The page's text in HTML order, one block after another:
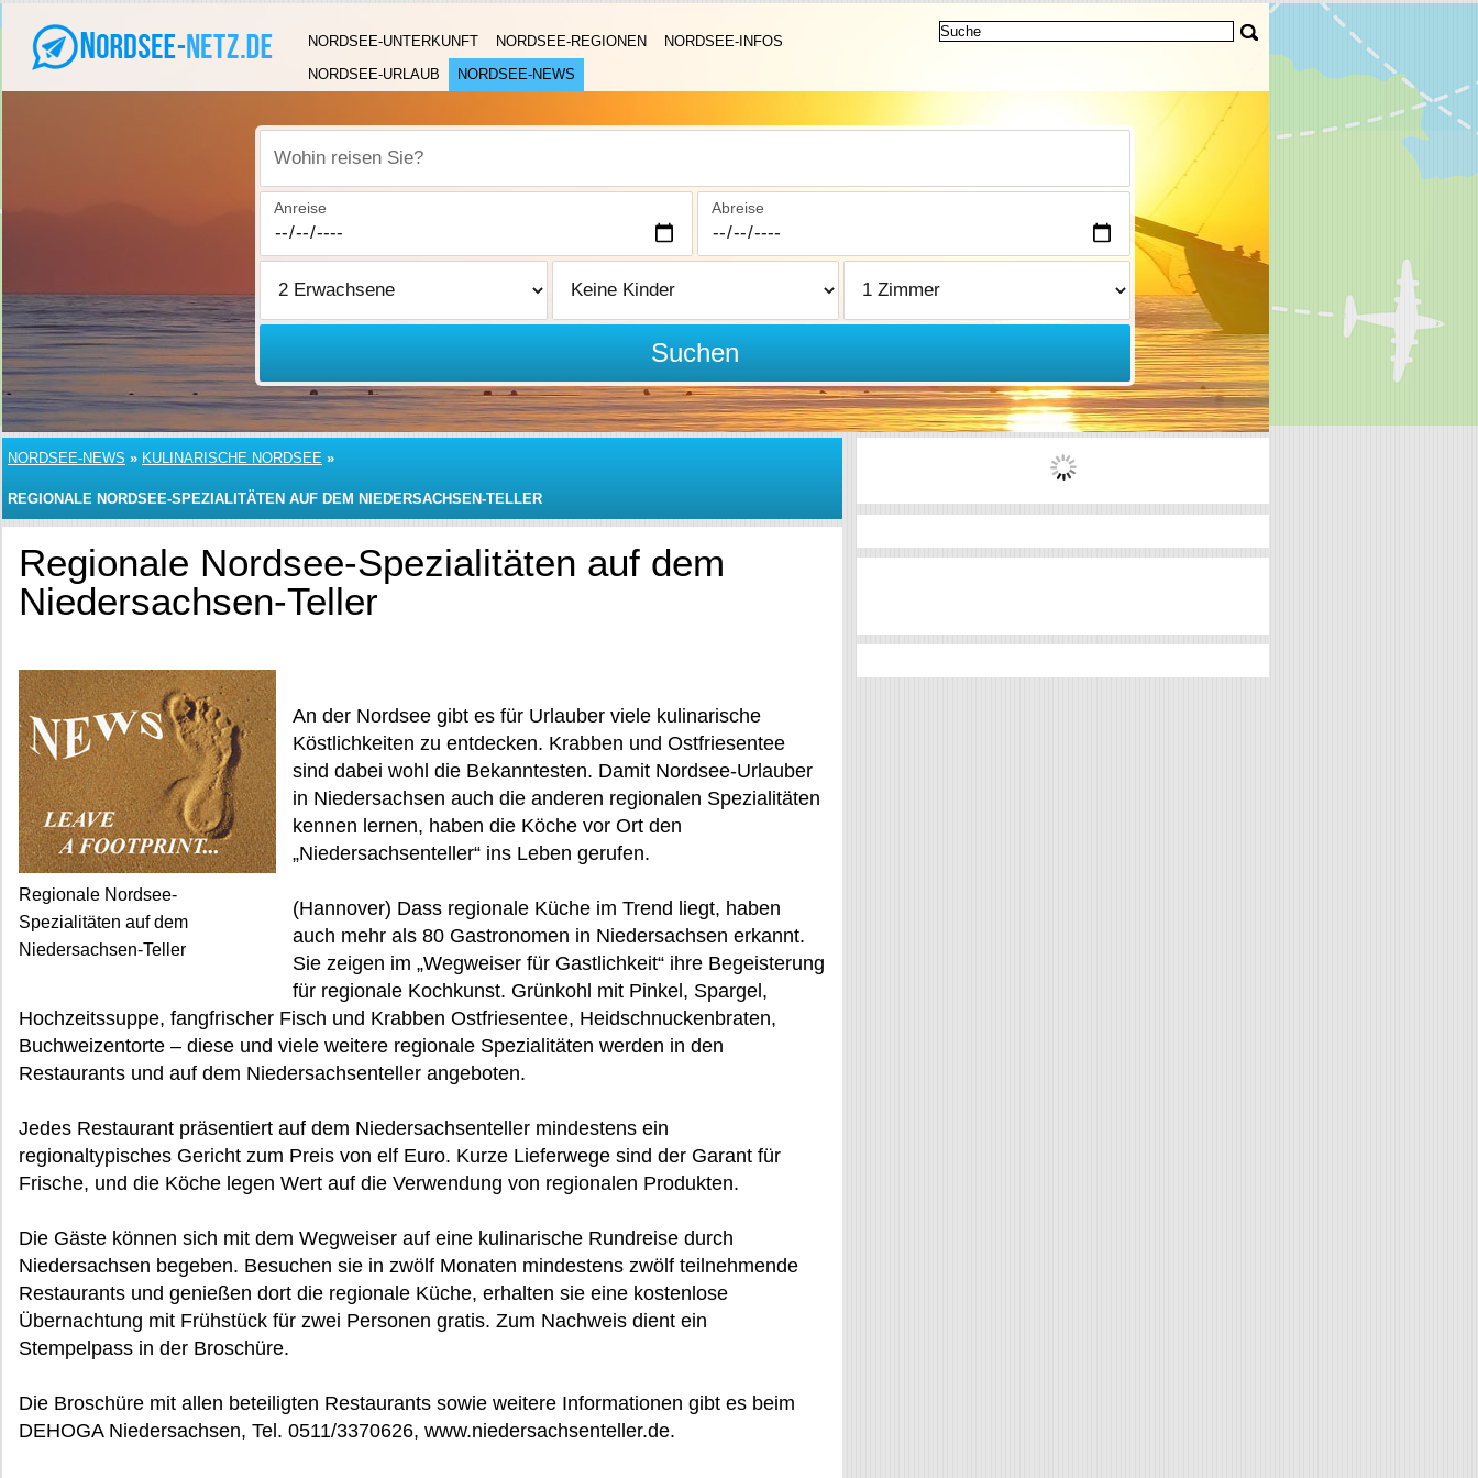
NORDSEE-UNTERKUNFT NORDSEE-REGIONEN
NORDSEE-INFOS
NORDSEE-URLAUB
NORDSEE-NEWS
Wohin reisen Sie?
Anreise Abreise
Suchen
NORDSEE-NEWS » KULINARISCHE NORDSEE »
REGIONALE NORDSEE-SPEZIALITÄTEN AUF DEM NIEDERSACHSEN-TELLER
Regionale Nordsee-Spezialitäten auf dem
Niedersachsen-Teller
Regionale Nordsee-
Spezialitäten auf dem
Niedersachsen-Teller
An der Nordsee gibt es für Urlauber viele kulinarische
Köstlichkeiten zu entdecken. Krabben und Ostfriesentee
sind dabei wohl die Bekanntesten. Damit Nordsee-Urlauber
in Niedersachsen auch die anderen regionalen Spezialitäten
kennen lernen, haben die Köche vor Ort den
„Niedersachsenteller“ ins Leben gerufen.
(Hannover) Dass regionale Küche im Trend liegt, haben
auch mehr als 80 Gastronomen in Niedersachsen erkannt.
Sie zeigen im „Wegweiser für Gastlichkeit“ ihre Begeisterung
für regionale Kochkunst. Grünkohl mit Pinkel, Spargel,
Hochzeitssuppe, fangfrischer Fisch und Krabben Ostfriesentee, Heidschnuckenbraten,
Buchweizentorte – diese und viele weitere regionale Spezialitäten werden in den
Restaurants und auf dem Niedersachsenteller angeboten.
Jedes Restaurant präsentiert auf dem Niedersachsenteller mindestens ein
regionaltypisches Gericht zum Preis von elf Euro. Kurze Lieferwege sind der Garant für
Frische, und die Köche legen Wert auf die Verwendung von regionalen Produkten.
Die Gäste können sich mit dem Wegweiser auf eine kulinarische Rundreise durch
Niedersachsen begeben. Besuchen sie in zwölf Monaten mindestens zwölf teilnehmende
Restaurants und genießen dort die regionale Küche, erhalten sie eine kostenlose
Übernachtung mit Frühstück für zwei Personen gratis. Zum Nachweis dient ein
Stempelpass in der Broschüre.
Die Broschüre mit allen beteiligten Restaurants sowie weitere Informationen gibt es beim
DEHOGA Niedersachsen, Tel. 0511/3370626, www.niedersachsenteller.de.